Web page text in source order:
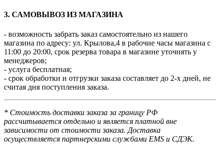
3. САМОВЫВОЗ ИЗ МАГАЗИНА
- возможность забрать заказ самостоятельно из нашего
магазина по адресу: ул. Крылова,4 в рабочие часы магазина с
11:00 до 20:00, срок резерва товара в магазине уточнять у
менеджеров;
- услуга бесплатная;
- срок обработки и отгрузки заказа составляет до 2-х дней, не
считая дня поступления заказа.
* Стоимость доставки заказа за границу РФ
рассчитывается отдельно и является платной вне
зависимости от стоимости заказа. Доставка
осуществляется партнерскими службами EMS и СДЭК.